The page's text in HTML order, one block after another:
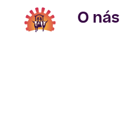
O nás